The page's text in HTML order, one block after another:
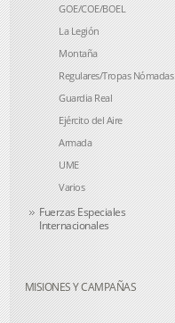
GOE/COE/BOEL
La Legión
Montaña
Regulares/Tropas Nómadas
Guardia Real
Ejército del Aire
Armada
UME
Varios
Fuerzas Especiales
Internacionales
MISIONES Y CAMPAÑAS